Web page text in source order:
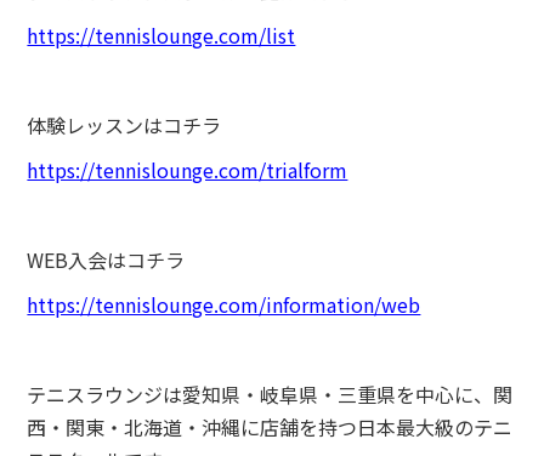
https://tennislounge.com/list
体験レッスンはコチラ
https://tennislounge.com/trialform
WEB入会はコチラ
https://tennislounge.com/information/web
テニスラウンジは愛知県・岐阜県・三重県を中心に、関
西・関東・北海道・沖縄に店舗を持つ日本最大級のテニ